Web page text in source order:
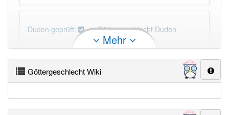
Duden geprüft: Göttergeschlecht Duden
×
Wörter, die mit "-echt" enden, haben fast immer
Mehr
Göttergeschlecht Wiki